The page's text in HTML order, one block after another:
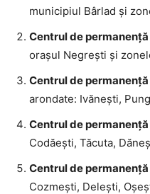
municipiul Bârlad şi
Centrul de
orașul Negrești şi
Centrul de
arondate: Ivănești,
Centrul de
Codăești, Tăcuta,
Centrul de
Cozmești, Delești,